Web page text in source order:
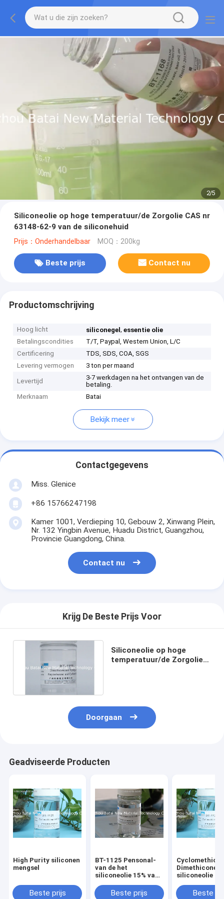
2/5
Siliconeolie op hoge temperatuur/de Zorgolie CAS nr
63148-62-9 van de siliconehuid
Prijs：Onderhandelbaar MOQ：200kg
Beste prijs Contact nu
Productomschrijving
Hoog licht siliconegel,essentie olie
Betalingscondities
T/T, Paypal, Western Union, L/C
Certificering
TDS, SDS, COA, SGS
Levering vermogen
3 ton per maand
Levertijd
3-7 werkdagen na het ontvangen van de
betaling.
Merknaam
Batai
Bekijk meer
Contactgegevens
Miss. Glenice
+86 15766247198
Kamer 1001, Verdieping 10, Gebouw 2, Xinwang Plein,
Nr. 132 Yingbin Avenue, Huadu District, Guangzhou,
Provincie Guangdong, China.
Contact nu
Krijg De Beste Prijs Voor
Siliconeolie op hoge
temperatuur/de Zorgolie
Doorgaan
Geadviseerde Producten
High Purity siliconen
mengsel
Beste prijs
BT-1125 Pensonal-
van de het
siliconeolie 15% van
Viscositeit SGS van
Beste prijs
Dimethicone-
siliconeolie
Soortelijk
Beste